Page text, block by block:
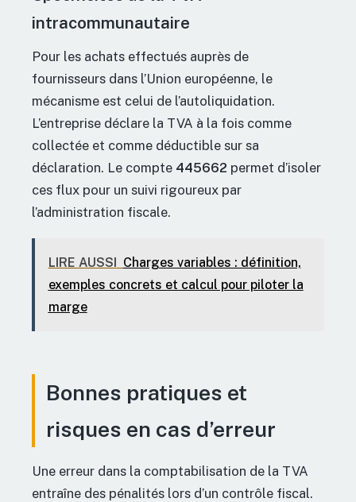
intracommunautaire
Pour les achats effectués auprès de
fournisseurs dans l’Union européenne, le
mécanisme est celui de l’autoliquidation.
L’entreprise déclare la TVA à la fois comme
collectée et comme déductible sur sa
déclaration. Le compte 445662 permet d’isoler
ces flux pour un suivi rigoureux par
l’administration fiscale.
LIRE AUSSI
Charges variables : définition,
exemples concrets et calcul pour piloter la
marge
Bonnes pratiques et
risques en cas d’erreur
Une erreur dans la comptabilisation de la TVA
entraîne des pénalités lors d’un contrôle fiscal.